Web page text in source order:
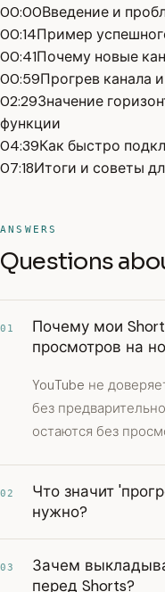
00:00Введение и
00:14Пример
00:41Почему новые
00:59Прогрев канала
02:29Значение
функции
04:39Как быстро
07:18Итоги и советы
ANSWERS
Questions
01
Почему мои
просмотров на
YouTube не
без
остаются без
02
Что значит
нужно?
03
Зачем
перед Shorts?